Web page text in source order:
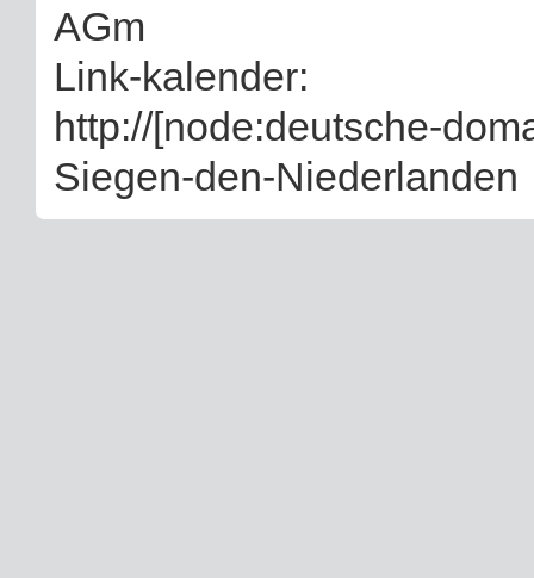
AGm
Link-kalender:
http://[node:deutsche-
Siegen-den-Niederlanden